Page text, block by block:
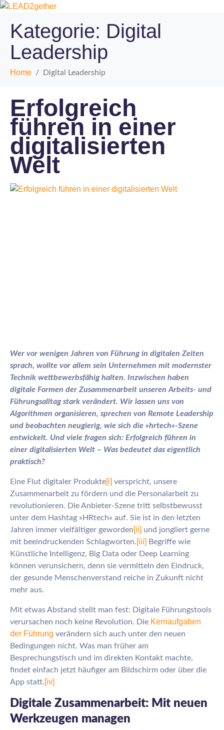
Kategorie: Digital
Leadership
Home Digital Leadership
Erfolgreich
führen in einer
digitalisierten
Welt
Wer vor wenigen Jahren von Führung in digitalen Zeiten
sprach, wollte vor allem sein Unternehmen mit modernster
Technik wettbewerbsfähig halten. Inzwischen haben
digitale Formen der Zusammenarbeit unseren Arbeits- und
Führungsalltag stark verändert. Wir lassen uns von
Algorithmen organisieren, sprechen von Remote Leadership
und beobachten neugierig, wie sich die »hrtech«-Szene
entwickelt. Und viele fragen sich: Erfolgreich führen in
einer digitalisierten Welt – Was bedeutet das eigentlich
praktisch?
Eine Flut digitaler Produkte[i] verspricht, unsere
Zusammenarbeit zu fördern und die Personalarbeit zu
revolutionieren. Die Anbieter-Szene tritt selbstbewusst
unter dem Hashtag »HRtech« auf. Sie ist in den letzten
Jahren immer vielfältiger geworden[ii] und jongliert gerne
mit beeindruckenden Schlagworten.[iii] Begriffe wie
Künstliche Intelligenz, Big Data oder Deep Learning
können verunsichern, denn sie vermitteln den Eindruck,
der gesunde Menschenverstand reiche in Zukunft nicht
mehr aus.
Mit etwas Abstand stellt man fest: Digitale Führungstools
verursachen noch keine Revolution. Die Kernaufgaben
der Führung verändern sich auch unter den neuen
Bedingungen nicht. Was man früher am
Besprechungstisch und im direkten Kontakt machte,
findet einfach jetzt häufiger am Bildschirm oder über die
App statt.[iv]
Digitale Zusammenarbeit: Mit neuen
Werkzeugen managen